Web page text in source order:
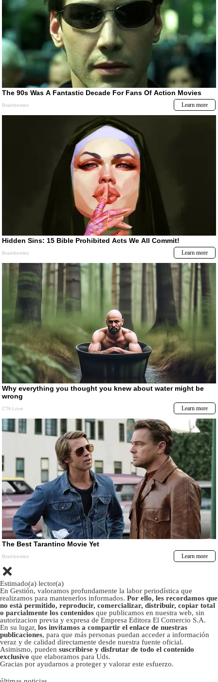
Estimado(a) lector(a)
En Gestión, valoramos profundamente la labor periodística que
realizamos para mantenerlos informados. Por ello, les recordamos que
no está permitido, reproducir, comercializar, distribuir, copiar total
o parcialmente los contenidos que publicamos en nuestra web, sin
autorizacion previa y expresa de Empresa Editora El Comercio S.A.
En su lugar, los invitamos a compartir el enlace de nuestras
publicaciones, para que más personas puedan acceder a información
veraz y de calidad directamente desde nuestra fuente oficial.
Asimismo, pueden suscribirse y disfrutar de todo el contenido
exclusivo que elaboramos para Uds.
Gracias por ayudarnos a proteger y valorar este esfuerzo.